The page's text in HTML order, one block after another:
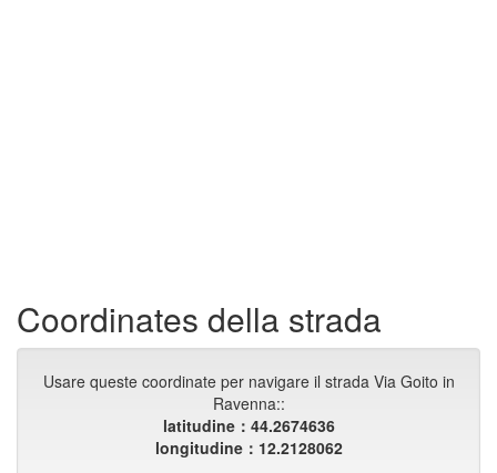
Coordinates della strada
Usare queste coordinate per navigare il strada Via Goito in
Ravenna::
latitudine：44.2674636
longitudine：12.2128062